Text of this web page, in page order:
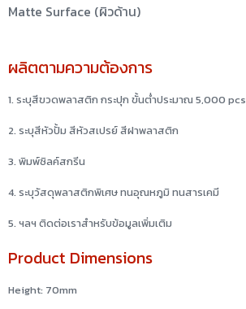
Matte Surface (ผิวด้าน)
ผลิตตามความต้องการ
1. ระบุสีขวดพลาสติก กระปุก ขั้นต่ำประมาณ 5,000 pcs
2. ระบุสีหัวปั้ม สีหัวสเปรย์ สีฝาพลาสติก
3. พิมพ์ซิลค์สกรีน
4. ระบุวัสดุพลาสติกพิเศษ ทนอุณหภูมิ ทนสารเคมี
5. ฯลฯ ติดต่อเราสำหรับข้อมูลเพิ่มเติม
Product Dimensions
Height: 70mm